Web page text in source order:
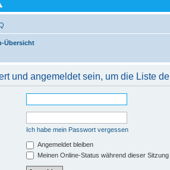
Übersicht
und angemeldet sein, um die Liste
Ich habe mein Passwort vergessen
Angemeldet bleiben
Meinen Online-Status während dieser